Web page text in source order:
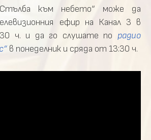
към небето“ може да
ефир на Канал 3 в
ч. и да го слушате по радио
в понеделник и сряда от 13:30 ч.